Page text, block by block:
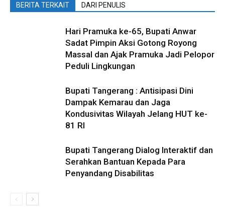
BERITA TERKAIT DARI PENULIS
Hari Pramuka ke-65, Bupati Anwar
Sadat Pimpin Aksi Gotong Royong
Massal dan Ajak Pramuka Jadi Pelopor
Peduli Lingkungan
Bupati Tangerang : Antisipasi Dini
Dampak Kemarau dan Jaga
Kondusivitas Wilayah Jelang HUT ke-
81 RI
Bupati Tangerang Dialog Interaktif dan
Serahkan Bantuan Kepada Para
Penyandang Disabilitas